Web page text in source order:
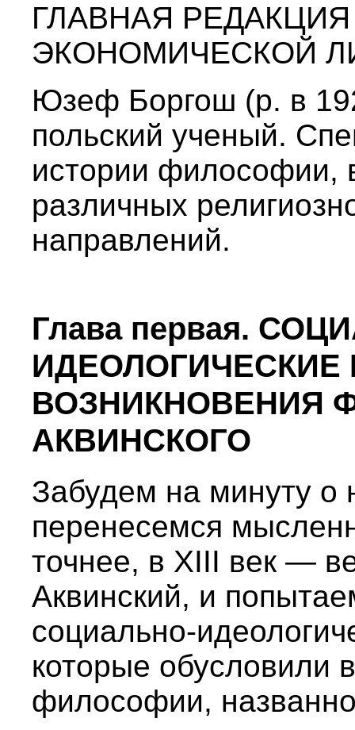
ГЛАВНАЯ
ЭКОНОМИЧЕСКОЙ
Юзеф Боргош (р. в
польский ученый.
истории философии,
различных
направлений.
Глава первая.
ВОЗНИКНОВЕНИЯ
АКВИНСКОГО
Забудем на минуту
перенесемся
точнее, в XIII век —
Аквинский, и
социально-
которые обусловили
философии,